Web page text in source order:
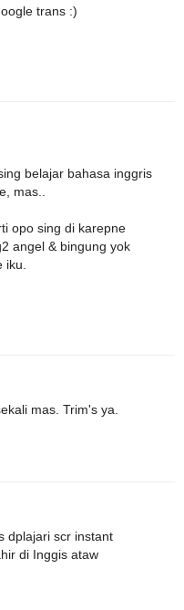
trans :)
belajar bahasa inggris
mas..
opo sing di karepne
angel & bingung yok
iku.
mas. Trim's ya.
dplajari scr instant
di Inggis ataw